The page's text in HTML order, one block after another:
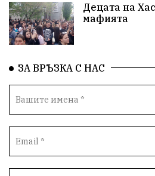
Децата на
мафията
ЗА ВРЪЗКА С НАС